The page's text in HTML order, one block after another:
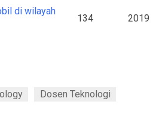
di wilayah
134 2019
Dosen Teknologi